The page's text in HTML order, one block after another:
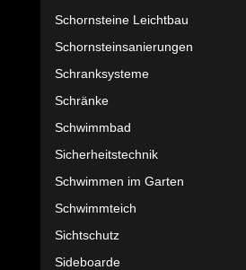
Schornsteine Leichtbau
Schornsteinsanierungen
Schranksysteme
Schränke
Schwimmbad
Sicherheitstechnik
Schwimmen im Garten
Schwimmteich
Sichtschutz
Sideboarde